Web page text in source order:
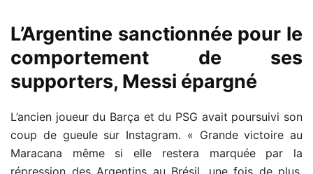
L’Argentine sanctionnée pour le
comportement de ses
supporters, Messi épargné
L’ancien joueur du Barça et du PSG avait poursuivi son
coup de gueule sur Instagram. « Grande victoire au
Maracana même si elle restera marquée par la
répression des Argentins au Brésil, une fois de plus.